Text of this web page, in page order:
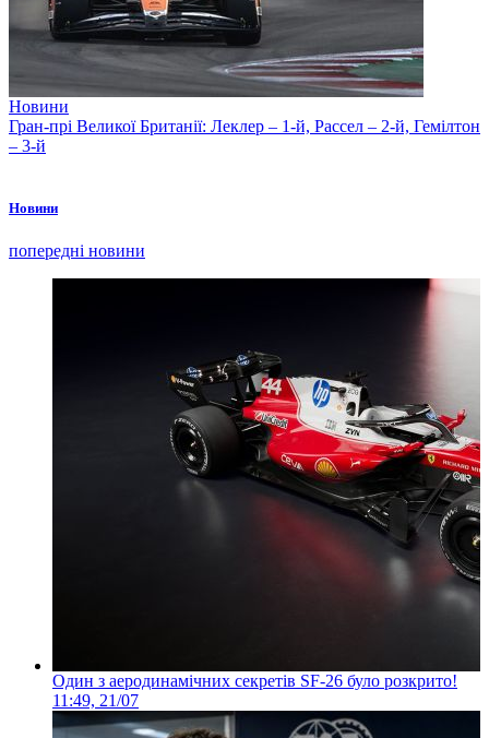
Новини
Гран-прі Великої Британії: Леклер – 1-й, Рассел – 2-й, Гемілтон
– 3-й
Новини
попередні новини
Один з аеродинамічних секретів SF-26 було розкрито!
11:49, 21/07